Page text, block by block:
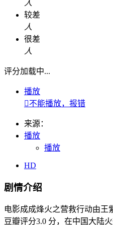
人
较差
人
很差
人
评分加载中...
播放
不能播放，报错
来源：
播放
播放
HD
剧情介绍
电影成成烽火之营救行动由王
豆瓣评分3.0 分，在中国大陆